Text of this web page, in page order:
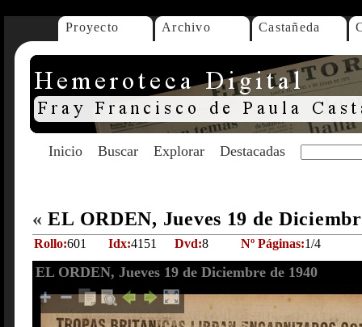
Proyecto Archivo Castañeda
Inicio Buscar Explorar Destacadas
« EL ORDEN, Jueves 19 de
Rollo:601 Idx:4151 Dvd:8 Nº Páginas:1/4
EL ORDEN, Jueves 19 de Diciembre de 1940